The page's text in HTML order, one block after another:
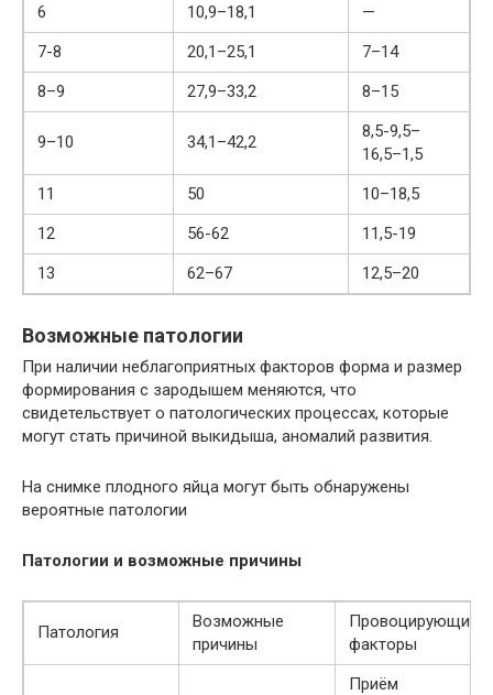
6
10,9–18,1
—
7-8
20,1–25,1
7–14
8–9
27,9–33,2 8–15
9–10 34,1–42,2
8,5-9,5–
16,5–1,5
11
50
10–18,5
12
56-62
11,5-19
13
62–67 12,5–20
Возможные патологии
При наличии неблагоприятных факторов форма и размер
формирования с зародышем меняются, что
свидетельствует о патологических процессах, которые
могут стать причиной выкидыша, аномалий развития.
На снимке плодного яйца могут быть обнаружены
вероятные патологии
Патологии и возможные причины
Патология
Возможные
причины
Провоцирующие
факторы
Приём